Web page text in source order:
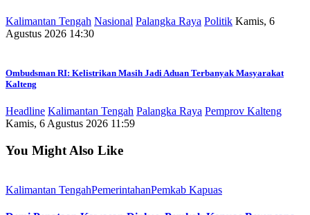
Kalimantan Tengah Nasional Palangka Raya Politik Kamis, 6
Agustus 2026 14:30
Ombudsman RI: Kelistrikan Masih Jadi Aduan Terbanyak Masyarakat
Kalteng
Headline Kalimantan Tengah Palangka Raya Pemprov Kalteng
Kamis, 6 Agustus 2026 11:59
You Might Also Like
Kalimantan TengahPemerintahanPemkab Kapuas